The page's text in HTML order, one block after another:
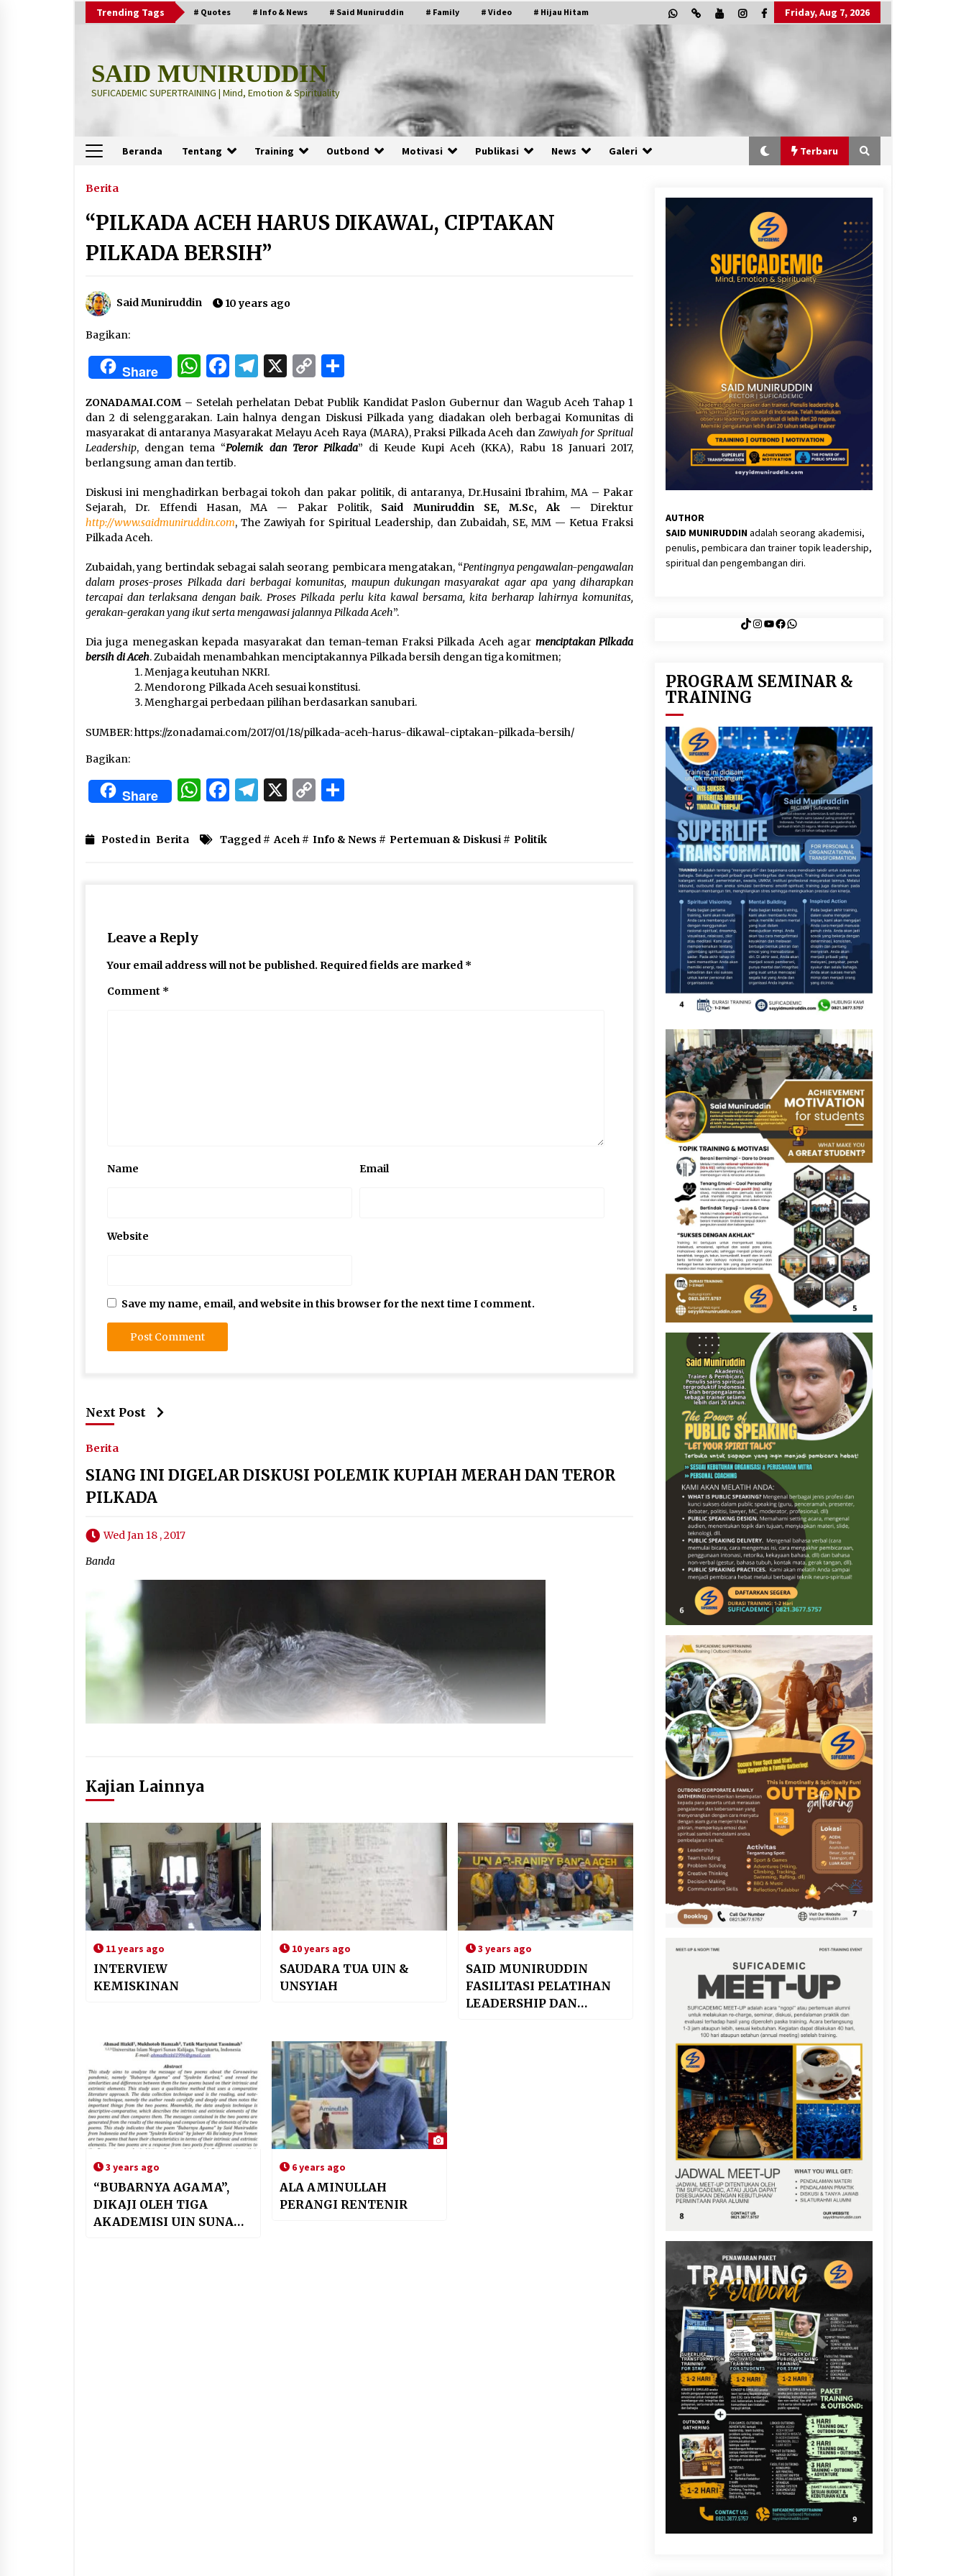
Trending Tags # Quotes # Info & News # Said Muniruddin # Family # Video # Hijau Hitam Friday, Aug 7, 2026
SAID MUNIRUDDIN
SUFICADEMIC SUPERTRAINING | Mind, Emotion & Spirituality
Beranda Tentang Training Outbond Motivasi Publikasi News Galeri Terbaru
Terbaru
“Thuma’ninah”: Cara Agama
Meregulasi Jiwa yang Gelisah
2 months ago
PRABOWO!
“One Piece”, Cara Barat Mengejar
2 months ago
“Pohon Kehidupan”: Mati Dulu, Baru
Hidup
“Allahukrasi”: The Power of
Management!
3 months ago
Manajemen “Qaddamat Lighad”:
Menjadi Manusia Visioner dan
3 months ago
Said Muniruddin Latih Mental dan
Spiritual 80 Siswa YPHC
3 months ago
Said Muniruddin Beri Pelatihan dan
Motivasi untuk 179 Guru Diniyah
Disdikbud Kota Banda Aceh
4 months ago
SELVi: Sebuah Model Motivasi
dalam Kepemimpinan Bisnis
Eksistensi Iran dalam Tiga Ayat:
Memahami Aliansi Yahudi dan
Kristen dalam Dinamika Nubuwwat
4 months ago
Berita
“PILKADA ACEH HARUS DIKAWAL, CIPTAKAN
PILKADA BERSIH”
Said Muniruddin 10 years ago
Bagikan:
Share WhatsApp
Facebook
Telegram
X Copy
ZONADAMAI.COM – Setelah perhelatan Debat Publik Kandidat Paslon Gubernur dan Wagub Aceh Tahap 1
dan 2 di selenggarakan. Lain halnya dengan Diskusi Pilkada yang diadakan oleh berbagai Komunitas di
masyarakat di antaranya Masyarakat Melayu Aceh Raya (MARA), Praksi Pilkada Aceh dan Zawiyah for Spritual
Leadership, dengan tema “Polemik dan Teror Pilkada” di Keude Kupi Aceh (KKA), Rabu 18 Januari 2017,
berlangsung aman dan tertib.
Diskusi ini menghadirkan berbagai tokoh dan pakar politik, di antaranya, Dr.Husaini Ibrahim, MA – Pakar
Sejarah, Dr. Effendi Hasan, MA — Pakar Politik, Said Muniruddin SE, M.Sc, Ak — Direktur
http://www.saidmuniruddin.com, The Zawiyah for Spiritual Leadership, dan Zubaidah, SE, MM — Ketua Fraksi
Pilkada Aceh.
Zubaidah, yang bertindak sebagai salah seorang pembicara mengatakan, “Pentingnya pengawalan-pengawalan
dalam proses-proses Pilkada dari berbagai komunitas, maupun dukungan masyarakat agar apa yang diharapkan
tercapai dan terlaksana dengan baik. Proses Pilkada perlu kita kawal bersama, kita berharap lahirnya komunitas,
gerakan-gerakan yang ikut serta mengawasi jalannya Pilkada Aceh”.
Dia juga menegaskan kepada masyarakat dan teman-teman Fraksi Pilkada Aceh agar menciptakan Pilkada
bersih di Aceh. Zubaidah menambahkan menciptakannya Pilkada bersih dengan tiga komitmen;
Menjaga keutuhan NKRI.
Mendorong Pilkada Aceh sesuai konstitusi.
Menghargai perbedaan pilihan berdasarkan sanubari.
SUMBER: https://zonadamai.com/2017/01/18/pilkada-aceh-harus-dikawal-ciptakan-pilkada-bersih/
Bagikan:
Share WhatsApp
Facebook
Telegram
X Copy
Posted in Berita Tagged # Aceh # Info & News # Pertemuan & Diskusi # Politik
Leave a Reply
Your email address will not be published. Required fields are marked *
Comment *
Name Email
Website
Save my name, email, and website in this browser for the next time I comment.
Next Post
Berita
SIANG INI DIGELAR DISKUSI POLEMIK KUPIAH MERAH DAN TEROR
PILKADA
Wed Jan 18 , 2017
Banda
Kajian Lainnya
11 years ago
INTERVIEW
KEMISKINAN
10 years ago
SAUDARA TUA UIN &
UNSYIAH
3 years ago
SAID MUNIRUDDIN
FASILITASI PELATIHAN
LEADERSHIP DAN
3 years ago
“BUBARNYA AGAMA”,
DIKAJI OLEH TIGA
AKADEMISI UIN SUNAN
6 years ago
ALA AMINULLAH
PERANGI RENTENIR
AUTHOR
SAID MUNIRUDDINadalah seorang akademisi,
penulis, pembicara dan trainer topik leadership,
spiritual dan pengembangan diri.
TikTok
Instagram
YouTube
Facebook
WhatsApp
PROGRAM SEMINAR &
TRAINING